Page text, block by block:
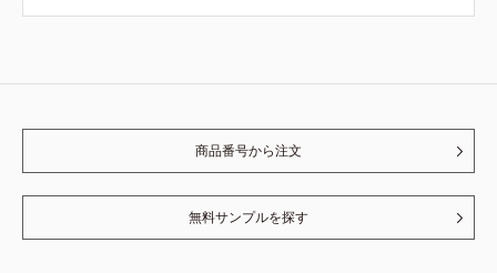
商品番号から注文
無料サンプルを探す